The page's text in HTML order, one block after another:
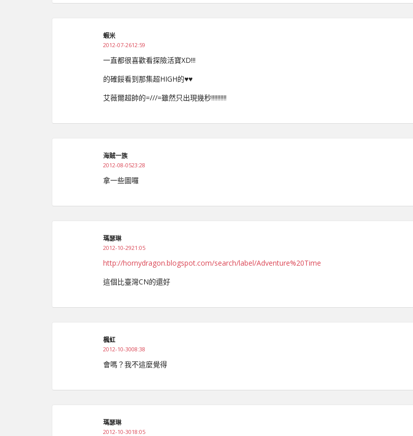
蝦米
2012-07-2612:59
一直都很喜歡看探險活寶XD!!!
的確餒看到那集超HIGH的♥♥
艾薇爾超帥的=///=雖然只出現幾秒!!!!!!!!!!
海賊一族
2012-08-0523:28
拿一些圖囉
瑪瑟琳
2012-10-2921:05
http://hornydragon.blogspot.com/search/label/Adventure%20Time
這個比臺灣CN的還好
楓虹
2012-10-3008:38
會嗎？我不這麼覺得
瑪瑟琳
2012-10-3018:05